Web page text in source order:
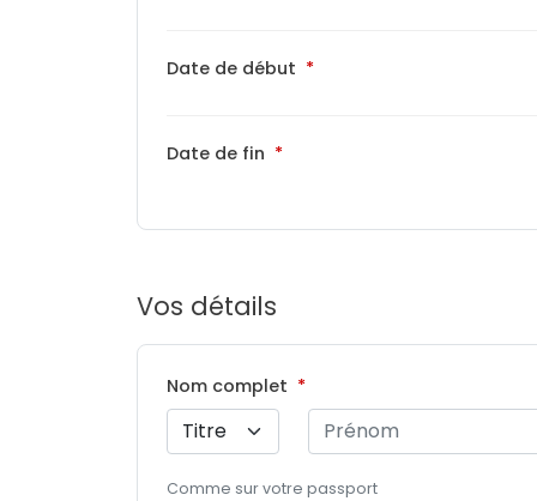
Date de début
Date de fin
Vos détails
Nom complet
Comme sur votre passport